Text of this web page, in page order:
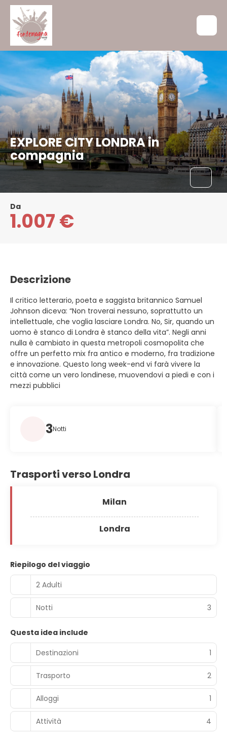
EXPLORE CITY LONDRA in
compagnia
Da
1.007 €
Descrizione
Il critico letterario, poeta e saggista britannico Samuel
Johnson diceva: “Non troverai nessuno, soprattutto un
intellettuale, che voglia lasciare Londra. No, Sir, quando un
uomo è stanco di Londra è stanco della vita”. Negli anni
nulla è cambiato in questa metropoli cosmopolita che
offre un perfetto mix fra antico e moderno, fra tradizione
e innovazione. Questo long week-end vi farà vivere la
città come un vero londinese, muovendovi a piedi e con i
mezzi pubblici
3Notti
Trasporti verso Londra
Milan
Londra
Riepilogo del viaggio
2 Adulti
Notti 3
Questa idea include
Destinazioni
1
Trasporto 2
Alloggi 1
Attività 4